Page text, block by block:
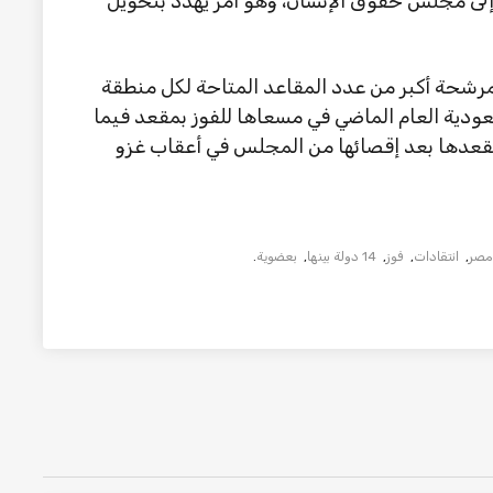
أكبر من عدد المقاعد المتاحة لكل منطقة
العام الماضي في مسعاها للفوز بمقعد فيما
بعد إقصائها من المجلس في أعقاب غزو
مصر, انتقادات, فوز, 14 دولة بينها , بعضوية.